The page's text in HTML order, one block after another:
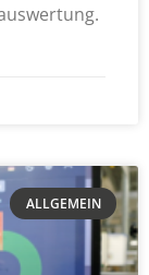
ALLGEMEIN